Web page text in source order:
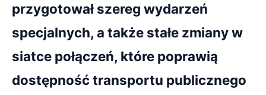
przygotował szereg wydarzeń
specjalnych, a także stałe zmiany w
siatce połączeń, które poprawią
dostępność transportu publicznego